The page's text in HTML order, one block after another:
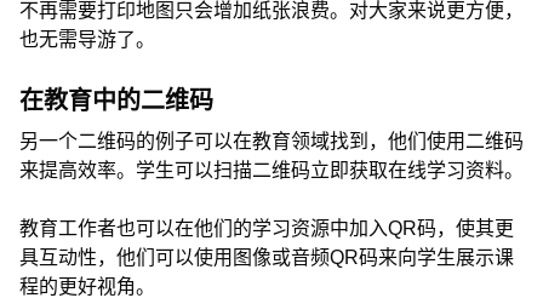
不再需要打印地图只会增加纸张浪费。对大家来说更方便，
也无需导游了。
在教育中的二维码
另一个二维码的例子可以在教育领域找到，他们使用二维码
来提高效率。学生可以扫描二维码立即获取在线学习资料。
教育工作者也可以在他们的学习资源中加入QR码，使其更
具互动性，他们可以使用图像或音频QR码来向学生展示课
程的更好视角。